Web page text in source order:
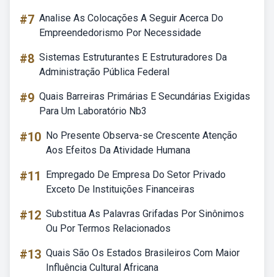
#7 Analise As Colocações A Seguir Acerca Do
Empreendedorismo Por Necessidade
#8 Sistemas Estruturantes E Estruturadores Da
Administração Pública Federal
#9 Quais Barreiras Primárias E Secundárias Exigidas
Para Um Laboratório Nb3
#10 No Presente Observa-se Crescente Atenção
Aos Efeitos Da Atividade Humana
#11
Empregado De Empresa Do Setor Privado
Exceto De Instituições Financeiras
#12 Substitua As Palavras Grifadas Por Sinônimos
Ou Por Termos Relacionados
#13 Quais São Os Estados Brasileiros Com Maior
Influência Cultural Africana